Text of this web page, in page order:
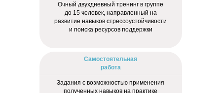
Очный двухдневный тренинг в группе
до 15 человек, направленный на
развитие навыков стрессоустойчивости
и поиска ресурсов поддержки
Задания с возможностью применения
полученных навыков на практике
Самостоятельная
работа